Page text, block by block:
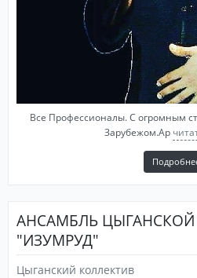
Все Профессионалы. С огромным
Зарубежом.Ар
АНСАМБЛЬ
"ИЗУМРУД"
Цыганский коллектив